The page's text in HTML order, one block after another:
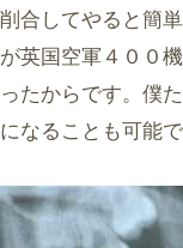
削合してやると簡
が英国空軍４００
ったからです。僕
になることも可能